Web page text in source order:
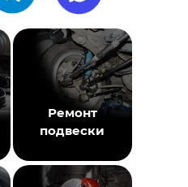
Ремонт
подвески